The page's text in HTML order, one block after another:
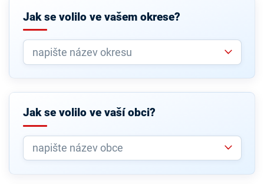
Jak se volilo ve vašem okrese?
Jak se volilo ve vaší obci?